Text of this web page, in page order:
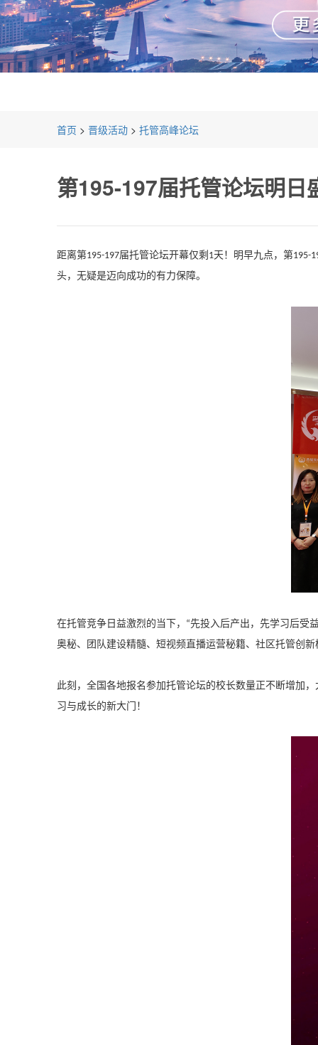
首页 > 晋级活动 > 托管高峰论坛
第195-197届托管论坛明日
距离第195-197届托管论坛开幕仅剩 1天！明早九点，第195-
头，无疑是迈向成功的有力保障。
在托管竞争日益激烈的当下， “先投入后产出，先学习后受
奥秘、团队建设精髓、短视频直播运营秘籍、社区托管创
此刻，全国各地报名参加托管论坛的校长数量正不断增加
习与成长的新大门！